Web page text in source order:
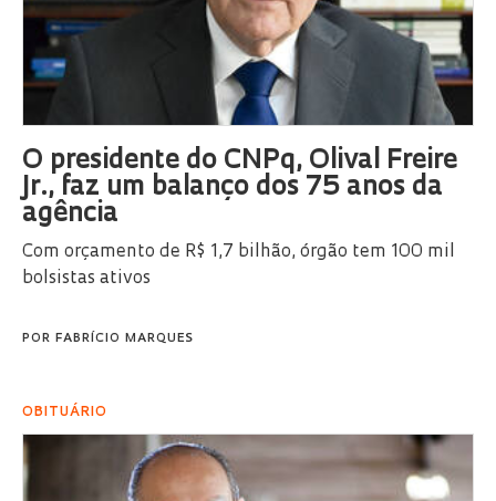
O presidente do CNPq, Olival Freire
Jr., faz um balanço dos 75 anos da
agência
Com orçamento de R$ 1,7 bilhão, órgão tem 100 mil
bolsistas ativos
POR FABRÍCIO MARQUES
OBITUÁRIO